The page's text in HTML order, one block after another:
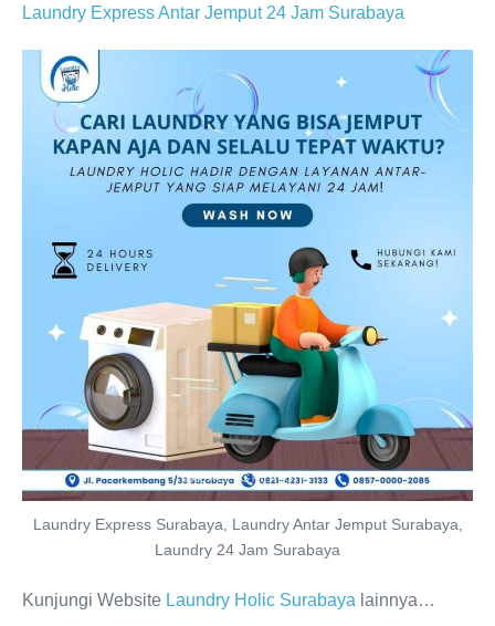
Laundry Express Antar Jemput 24 Jam Surabaya
Laundry Express Surabaya, Laundry Antar Jemput Surabaya,
Laundry 24 Jam Surabaya
Kunjungi Website Laundry Holic Surabaya lainnya…